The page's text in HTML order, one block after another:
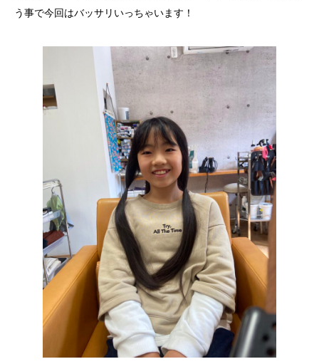
う事で今回はバッサリいっちゃいます！